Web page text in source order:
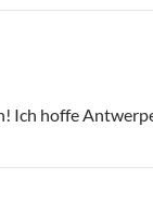
Ich hoffe